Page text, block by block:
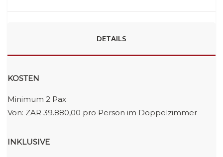
DETAILS
KOSTEN
Minimum 2 Pax
Von: ZAR 39.880,00 pro Person im Doppelzimmer
INKLUSIVE